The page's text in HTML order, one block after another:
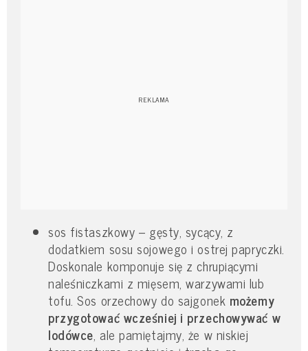
sos fistaszkowy – gęsty, sycący, z
dodatkiem sosu sojowego i ostrej papryczki.
Doskonale komponuje się z chrupiącymi
naleśniczkami z mięsem, warzywami lub
tofu. Sos orzechowy do sajgonek możemy
przygotować wcześniej i przechowywać w
lodówce, ale pamiętajmy, że w niskiej